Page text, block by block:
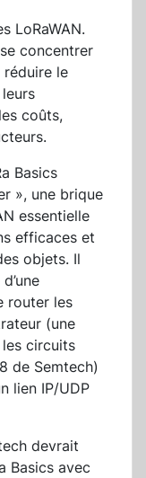
LoRaWAN.
concentrer
le
coûts,
Basics
», une brique
essentielle
efficaces et
objets. Il
router les
(une
circuits
de Semtech)
lien IP/UDP
devrait
Basics avec